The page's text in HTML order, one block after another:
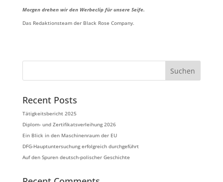
Morgen drehen wir den Werbeclip für unsere Seife.
Das Redaktionsteam der Black Rose Company.
Suchen
Recent Posts
Tätigkeitsbericht 2025
Diplom- und Zertifikatsverleihung 2026
Ein Blick in den Maschinenraum der EU
DFG-Hauptuntersuchung erfolgreich durchgeführt
Auf den Spuren deutsch-polischer Geschichte